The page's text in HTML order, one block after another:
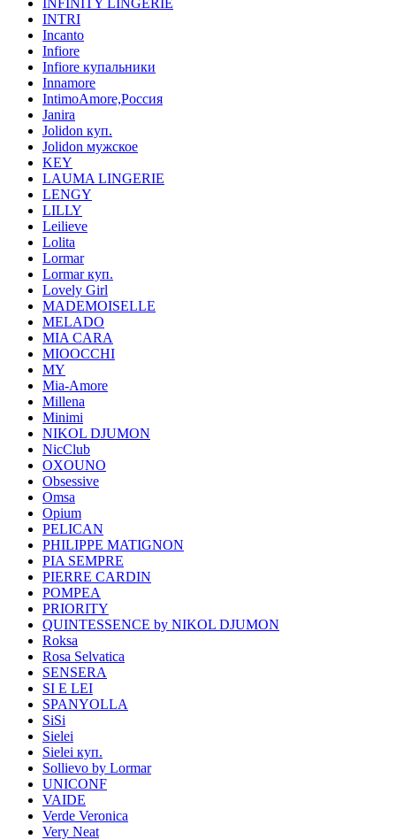
INFINITY LINGERIE
INTRI
Incanto
Infiore
Infiore купальники
Innamore
IntimoAmore,Россия
Janira
Jolidon куп.
Jolidon мужское
KEY
LAUMA LINGERIE
LENGY
LILLY
Leilieve
Lolita
Lormar
Lormar куп.
Lovely Girl
MADEMOISELLE
MELADO
MIA CARA
MIOOCCHI
MY
Mia-Amore
Millena
Minimi
NIKOL DJUMON
NicClub
OXOUNO
Obsessive
Omsa
Opium
PELICAN
PHILIPPE MATIGNON
PIA SEMPRE
PIERRE CARDIN
POMPEA
PRIORITY
QUINTESSENCE by NIKOL DJUMON
Roksa
Rosa Selvatica
SENSERA
SI E LEI
SPANYOLLA
SiSi
Sielei
Sielei куп.
Sollievo by Lormar
UNICONF
VAIDE
Verde Veronica
Very Neat